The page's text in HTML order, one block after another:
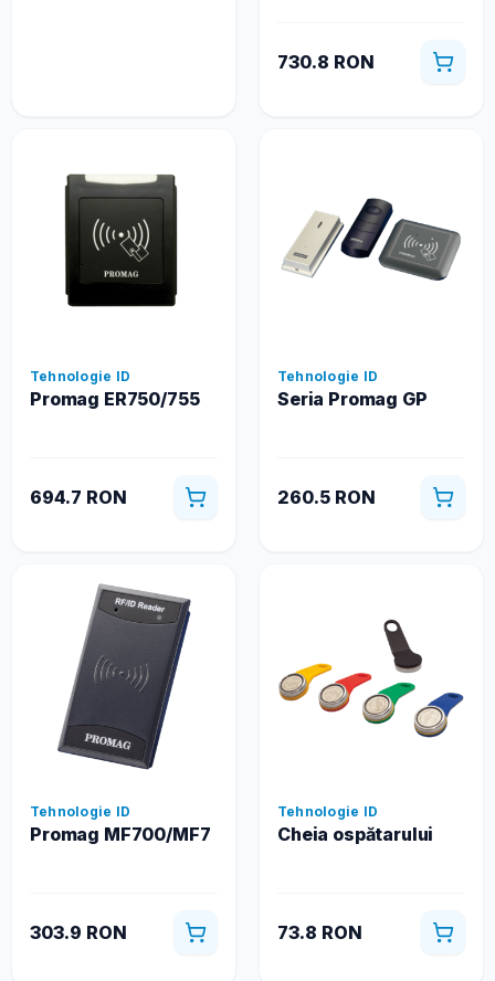
730.8 RON
Tehnologie ID
Promag ER750/755
694.7 RON
Tehnologie ID
Seria Promag GP
260.5 RON
Tehnologie ID
Promag MF700/MF7
303.9 RON
Tehnologie ID
Cheia ospătarului
73.8 RON